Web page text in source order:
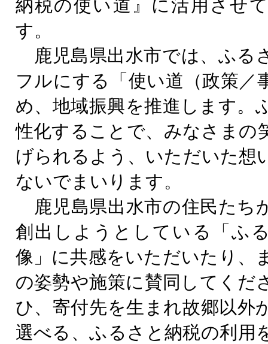
納税の使い道』に活用させ
す。
鹿児島県出水市では、ふる
フルにする「使い道（政策／
め、地域振興を推進します。
性化することで、みなさまの
げられるよう、いただいた想
ないでまいります。
鹿児島県出水市の住民たち
創出しようとしている「ふ
像」に共感をいただいたり、
の姿勢や施策に賛同してくだ
ひ、寄付先を生まれ故郷以外
選べる、ふるさと納税の利用